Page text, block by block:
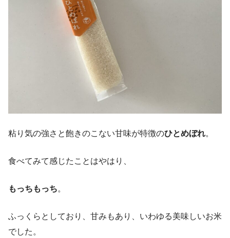
粘り気の強さと飽きのこない甘味が特徴のひとめぼれ。
食べてみて感じたことはやはり、
もっちもっち。
ふっくらとしており、甘みもあり、いわゆる美味しいお米
でした。